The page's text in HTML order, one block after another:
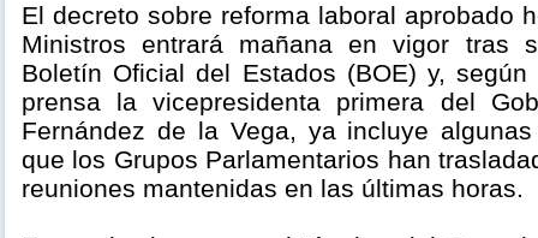
El decreto sobre reforma laboral aprobado
Ministros entrará mañana en vigor tras
Boletín Oficial del Estados (BOE) y,
prensa la vicepresidenta primera del
Fernández de la Vega, ya incluye
que los Grupos Parlamentarios han
reuniones mantenidas en las últimas horas.